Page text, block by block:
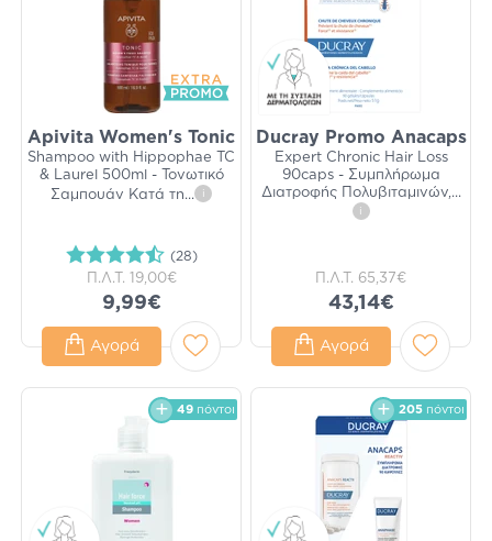
Apivita Women's Tonic
Shampoo with Hippophae TC
& Laurel 500ml - Τονωτικό
Σαμπουάν Κατά τη... i
(28)
Π.Λ.Τ. 19,00€
9,99€
Αγορά
Ducray Promo Anacaps
Expert Chronic Hair Loss
90caps - Συμπλήρωμα
Διατροφής Πολυβιταμινών,...
i
Π.Λ.Τ. 65,37€
43,14€
Αγορά
49 πόντοι 205 πόντοι